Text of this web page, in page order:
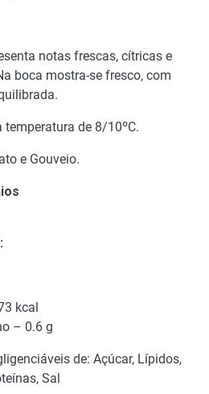
notas frescas, cítricas e
boca mostra-se fresco, com
temperatura de 8/10ºC.
e Gouveio.
kcal
– 0.6 g
de: Açúcar, Lípidos,
Sal